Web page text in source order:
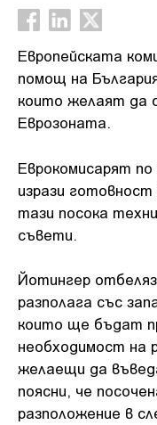
Европейската
помощ на
които желаят да
Еврозоната.
Еврокомисарят
изрази
тази посока
съвети.
Йотингер
разполага със
които ще бъдат
необходимост на
желаещи да
поясни, че
разположение в